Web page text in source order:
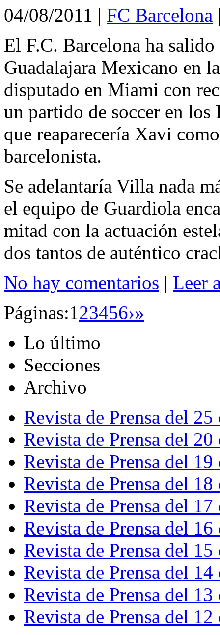
04/08/2011 | FC Barcelona
El F.C. Barcelona ha
Guadalajara Mexicano en
disputado en Miami con
un partido de soccer en
que reaparecería Xavi
barcelonista.
Se adelantaría Villa nada
el equipo de Guardiola
mitad con la actuación
dos tantos de auténtico
No hay comentarios | Leer
Páginas:123456›»
Lo último
Secciones
Archivo
Revista de Prensa del
Revista de Prensa del
Revista de Prensa del
Revista de Prensa del
Revista de Prensa del
Revista de Prensa del
Revista de Prensa del
Revista de Prensa del
Revista de Prensa del
Revista de Prensa del